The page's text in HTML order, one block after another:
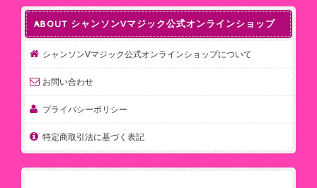
ABOUT シャンソンVマジック公式オンラインショップ
シャンソンVマジック公式オンラインショップについて
お問い合わせ
プライバシーポリシー
特定商取引法に基づく表記